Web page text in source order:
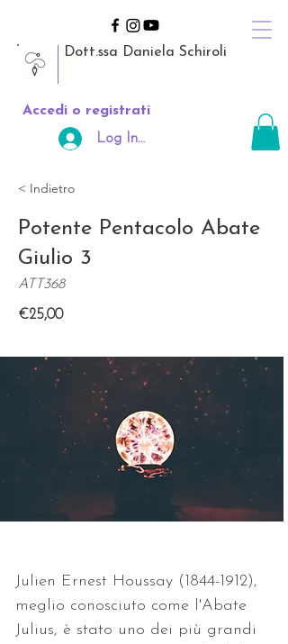
Dott.ssa Daniela Schiroli
Accedi o registrati
Log In Area Riservata
< Indietro
Potente Pentacolo Abate
Giulio 3
ATT368
€25,00
Julien Ernest Houssay (1844-1912),
meglio conosciuto come l'Abate
Julius, è stato uno dei più grandi